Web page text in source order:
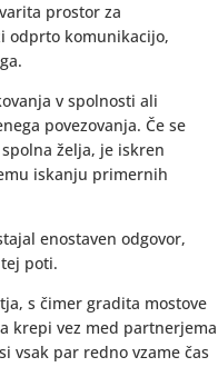
prostor za
odprto komunikacijo,
v spolnosti ali
povezovanja. Če se
želja, je iskren
iskanju primernih
enostaven odgovor,
poti.
s čimer gradita mostove
krepi vez med partnerjema
vsak par redno vzame čas